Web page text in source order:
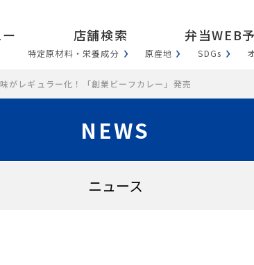
特定原材料・栄養成分 原産地 SDGs
店舗検索 弁当WEB
がレギュラー化！「創業ビーフカレー」発売
NEWS
ニュース